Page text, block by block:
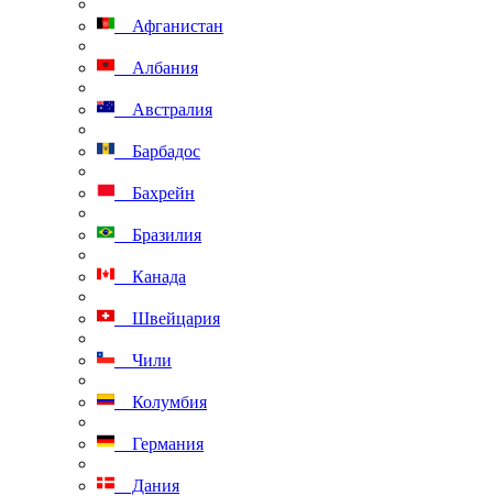
Афганистан
Албания
Австралия
Барбадос
Бахрейн
Бразилия
Канада
Швейцария
Чили
Колумбия
Германия
Дания